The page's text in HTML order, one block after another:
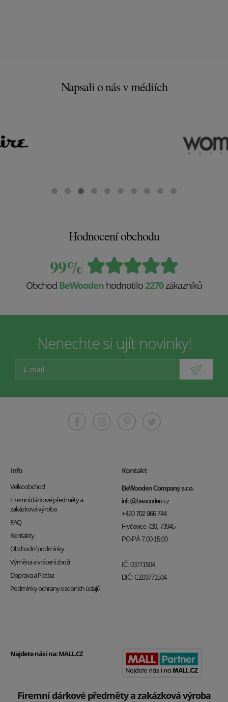
Napsali o nás v médiích
Hodnocení obchodu
99%
Obchod BeWooden hodnotilo 2270zákazníků
Nenechte si ujít novinky!
Info
Velkoobchod
Firemní dárkové předměty a
zakázková výroba
FAQ
Kontakty
Obchodní podmínky
Výměna a vrácení zboží
Doprava a Platba
Podmínky ochrany osobních údajů
Kontakt
BeWooden Company s.r.o.
info@bewooden.cz
+420 702 966 744
Fryčovice 720, 73945
PO-PÁ 7:00-15:00
IČ: 03771504
DIČ: CZ03771504
Najdete nás i na:MALL.CZ
Firemní dárkové předměty a zakázková výroba